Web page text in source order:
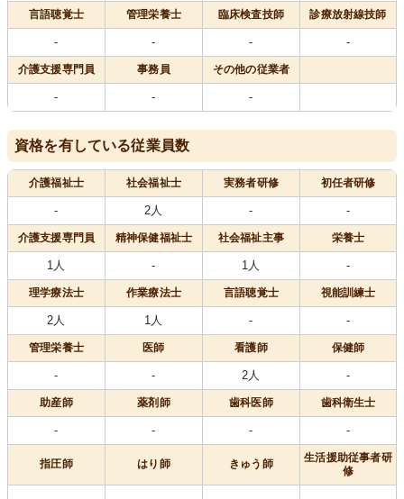
言語聴覚士 管理栄養士 臨床検査技師 診療放射線技師
- - - -
介護支援専門員 事務員 その他の従業者
- - -
資格を有している従業員数
介護福祉士 社会福祉士 実務者研修 初任者研修
- 2人 - -
介護支援専門員 精神保健福祉士 社会福祉主事 栄養士
1人 - 1人 -
理学療法士 作業療法士 言語聴覚士 視能訓練士
2人 1人 - -
管理栄養士 医師 看護師 保健師
- - 2人 -
助産師 薬剤師 歯科医師 歯科衛生士
- - - -
指圧師 はり師 きゅう師
生活援助従事者研
修